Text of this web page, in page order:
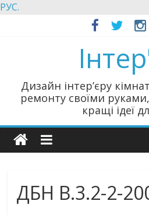
РУС.
Дизайн інтер’єру
ремонту своїми
кращі ідеї
ДБН В.3.2-2-